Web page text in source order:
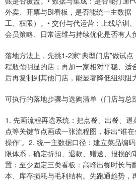
外卖、开票与BI看板，是否能统一主数据
工、权限）。• 交付与代运营：上线培训
会员策略、日常运维与持续优化是否有人
落地方法上，先挑1-2家“典型门店”做试
程瓶颈明显的店；再加一家相对平稳、适
后再复制到其他门店，能显著降低组织阻
可执行的落地步骤与选购清单（门店与总
1. 先画流程再选系统：把点餐、出餐、
点等关键节点画成一张流程图，标出“谁
操作”。2. 统一主数据口径：建立菜品编
限体系，确定折扣、退款、赠送、报损的
置：至少固定三类看板：高峰出餐时长与
本、库存损耗与毛利结构。先跑通趋势，